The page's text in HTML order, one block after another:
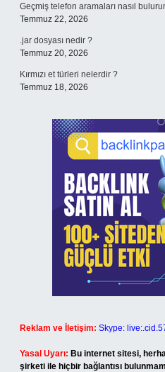
Geçmiş telefon aramaları nasıl
Temmuz 22, 2026
.jar dosyası nedir ?
Temmuz 20, 2026
Kırmızı et türleri nelerdir ?
Temmuz 18, 2026
Reklam ve İletişim: Skype:
Yasal Uyarı: Bu internet sitesi,
şirketi ile hiçbir bağlantısı